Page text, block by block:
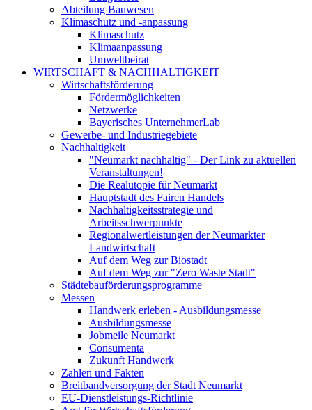
Abteilung Bauwesen
Klimaschutz und -anpassung
Klimaschutz
Klimaanpassung
Umweltbeirat
WIRTSCHAFT & NACHHALTIGKEIT
Wirtschaftsförderung
Fördermöglichkeiten
Netzwerke
Bayerisches UnternehmerLab
Gewerbe- und Industriegebiete
Nachhaltigkeit
"Neumarkt nachhaltig" - Der Link zu aktuellen
Veranstaltungen!
Die Realutopie für Neumarkt
Hauptstadt des Fairen Handels
Nachhaltigkeitsstrategie und
Arbeitsschwerpunkte
Regionalwertleistungen der Neumarkter
Landwirtschaft
Auf dem Weg zur Biostadt
Auf dem Weg zur "Zero Waste Stadt"
Städtebauförderungsprogramme
Messen
Handwerk erleben - Ausbildungsmesse
Ausbildungsmesse
Jobmeile Neumarkt
Consumenta
Zukunft Handwerk
Zahlen und Fakten
Breitbandversorgung der Stadt Neumarkt
EU-Dienstleistungs-Richtlinie